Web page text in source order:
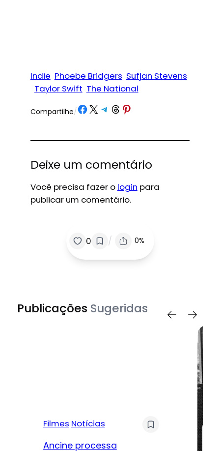
Indie Phoebe Bridgers Sufjan Stevens
Taylor Swift The National
Compartilhe/Share on Facebook
Share on X Share on Telegram
Share on Threads
Share on Pinterest
Deixe um comentário
Você precisa fazer o login para
publicar um comentário.
0 / 0%
Publicações Sugeridas
Filmes Notícias
Ancine processa